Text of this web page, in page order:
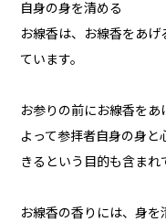
自身の身を清める
お線香は、お線香をあ
ています。
お参りの前にお線香を
よって参拝者自身の身
きるという目的も含まれ
お線香の香りには、身